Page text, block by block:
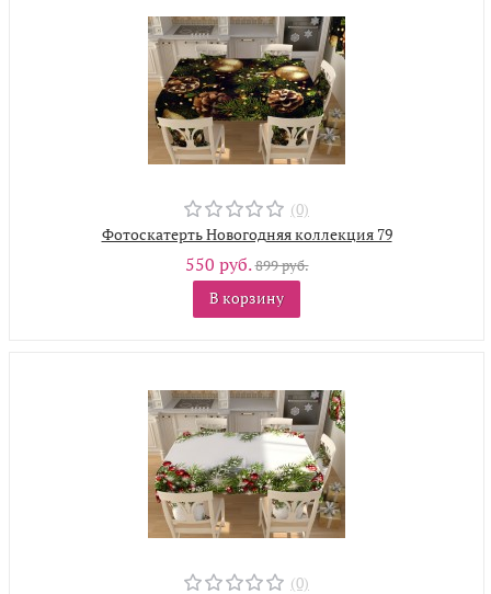
(0)
Фотоскатерть Новогодняя коллекция 79
550 руб.899 руб.
В корзину
(0)